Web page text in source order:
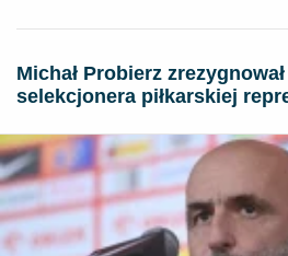
Michał Probierz
selekcjonera piłkarskiej